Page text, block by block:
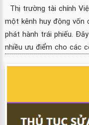
Thị trường tài chính
một kênh huy động vốn
phát hành trái phiếu.
nhiều ưu điểm cho các